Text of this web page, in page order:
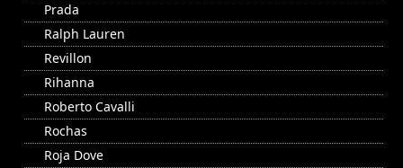
Prada
Ralph Lauren
Revillon
Rihanna
Roberto Cavalli
Rochas
Roja Dove